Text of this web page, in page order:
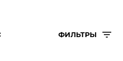
ФИЛЬТРЫ